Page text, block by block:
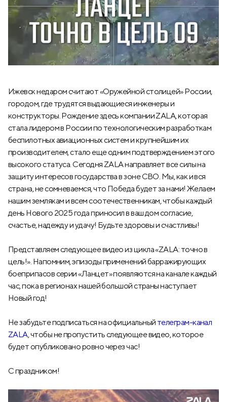
Ижевск недаром считают «Оружейной столицей» России,
городом, где трудятся выдающиеся инженеры и
конструкторы. Рождение здесь компании ZALA, которая
стала лидером в России по технологическим разработкам
беспилотных авиационных систем и крупнейшим их
производителем, стало еще одним подтверждением этого
высокого статуса. Сегодня ZALA направляет все силы на
защиту интересов государства в зоне СВО. Мы, как и вся
страна, не сомневаемся, что Победа будет за нами! Желаем
нашим землякам и всем соотечественникам, чтобы каждый
день Нового 2025 года приносил в ваш дом согласие,
счастье, надежду и удачу! Будьте здоровы и счастливы!
Представляем следующее видео из цикла «ZALA: точно в
цель!». Напомним, эпизоды применений барражирующих
боеприпасов серии «Ланцет» появляются на канале каждый
час, пока в регионах нашей большой страны наступает
Новый год!
Не забудьте подписаться на официальный телеграм-канал
ZALA, чтобы не пропустить следующее видео, которое
будет опубликовано ровно через час!
С праздником!